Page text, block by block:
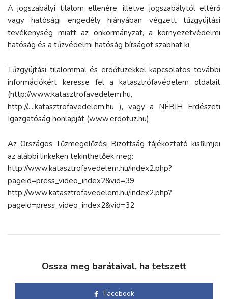
A jogszabályi tilalom ellenére, illetve jogszabálytól eltérő
vagy hatósági engedély hiányában végzett tűzgyújtási
tevékenység miatt az önkormányzat, a környezetvédelmi
hatóság és a tűzvédelmi hatóság bírságot szabhat ki.
Tűzgyújtási tilalommal és erdőtüzekkel kapcsolatos további
információkért keresse fel a katasztrófavédelem oldalait
(http://www.katasztrofavedelem.hu,
http://.....katasztrofavedelem.hu ), vagy a NÉBIH Erdészeti
Igazgatóság honlapját (www.erdotuz.hu).
Az Országos Tűzmegelőzési Bizottság tájékoztató kisfilmjei
az alábbi linkeken tekinthetőek meg:
http://www.katasztrofavedelem.hu/index2.php?
pageid=press_video_index2&vid=39
http://www.katasztrofavedelem.hu/index2.php?
pageid=press_video_index2&vid=32
Ossza meg barátaival, ha tetszett
Facebook